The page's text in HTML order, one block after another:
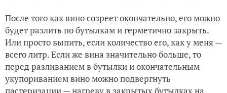
После того как вино созреет окончательно, его можно
будет разлить по бутылкам и герметично закрыть.
Или просто выпить, если количество его, как у меня —
всего литр. Если же вина значительно больше, то
перед разливанием в бутылки и окончательным
укупориванием вино можно подвергнуть